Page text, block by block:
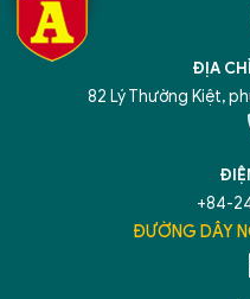
ĐỊA
82 Lý Thường Kiệt,
+84-
ĐƯỜNG DÂY
TÔI LÀ
Hãy hỏi tôi bất
An Ninh Thủ Đô